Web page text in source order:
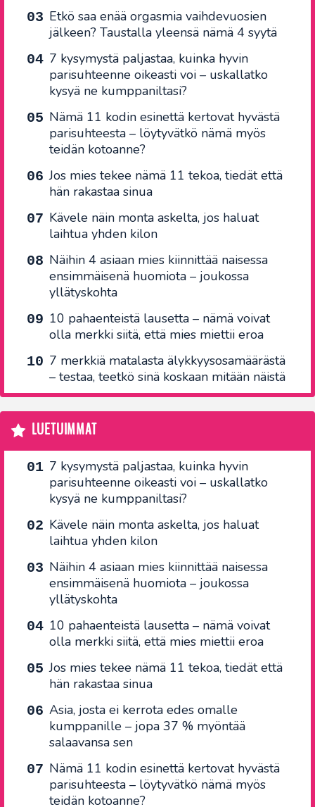
Etkö saa enää orgasmia vaihdevuosien
jälkeen? Taustalla yleensä nämä 4 syytä
7 kysymystä paljastaa, kuinka hyvin
parisuhteenne oikeasti voi – uskallatko
kysyä ne kumppaniltasi?
Nämä 11 kodin esinettä kertovat hyvästä
parisuhteesta – löytyvätkö nämä myös
teidän kotoanne?
Jos mies tekee nämä 11 tekoa, tiedät että
hän rakastaa sinua
Kävele näin monta askelta, jos haluat
laihtua yhden kilon
Näihin 4 asiaan mies kiinnittää naisessa
ensimmäisenä huomiota – joukossa
yllätyskohta
10 pahaenteistä lausetta – nämä voivat
olla merkki siitä, että mies miettii eroa
7 merkkiä matalasta älykkyysosamäärästä
– testaa, teetkö sinä koskaan mitään näistä
LUETUIMMAT
7 kysymystä paljastaa, kuinka hyvin
parisuhteenne oikeasti voi – uskallatko
kysyä ne kumppaniltasi?
Kävele näin monta askelta, jos haluat
laihtua yhden kilon
Näihin 4 asiaan mies kiinnittää naisessa
ensimmäisenä huomiota – joukossa
yllätyskohta
10 pahaenteistä lausetta – nämä voivat
olla merkki siitä, että mies miettii eroa
Jos mies tekee nämä 11 tekoa, tiedät että
hän rakastaa sinua
Asia, josta ei kerrota edes omalle
kumppanille – jopa 37 % myöntää
salaavansa sen
Nämä 11 kodin esinettä kertovat hyvästä
parisuhteesta – löytyvätkö nämä myös
teidän kotoanne?